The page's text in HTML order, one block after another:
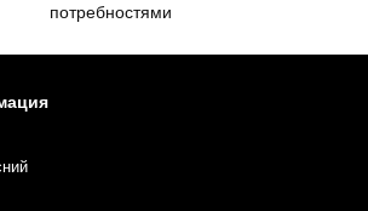
потребностями